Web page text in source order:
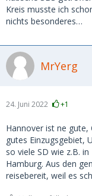
Kreis musste ich
nichts besonderes…
MrYerg
24. Juni 2022 +1
Hannover ist ne gute,
gutes Einzugsgebiet,
so viele SD wie z.B.
Hamburg. Aus den
reisebereit, weil es